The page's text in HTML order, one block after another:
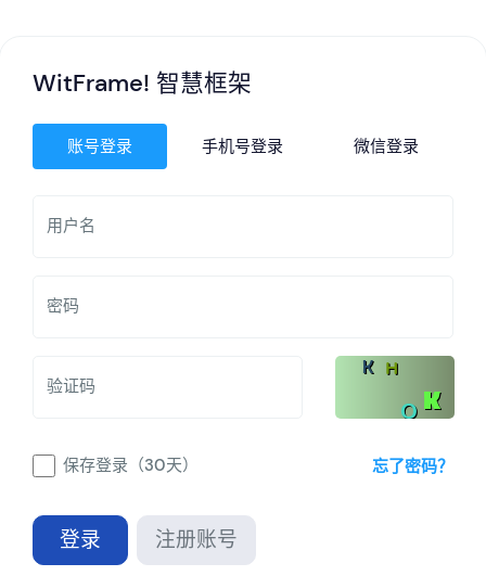
WitFrame! 智慧框架
账号登录 手机号登录 微信登录
用户名
密码
验证码
保存登录（30天） 忘了密码？
登录 注册账号